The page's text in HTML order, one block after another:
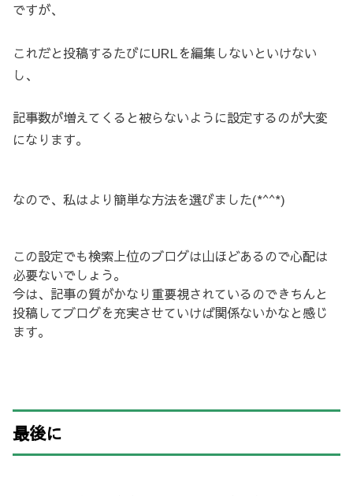
ですが、
これだと投稿するたびにURLを編集しないといけない
し、
記事数が増えてくると被らないように設定するのが大変
になります。
なので、私はより簡単な方法を選びました(*^^*)
この設定でも検索上位のブログは山ほどあるので心配は
必要ないでしょう。
今は、記事の質がかなり重要視されているのできちんと
投稿してブログを充実させていけば関係ないかなと感じ
ます。
最後に